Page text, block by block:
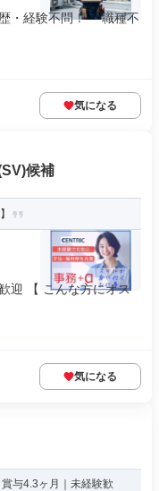
・経験不問！ ・職種不
気になる
候補
迎 【 こんな方にオス
気になる
与4.3ヶ月｜未経験歓